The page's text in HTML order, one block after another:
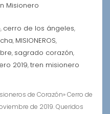
Misionero
, cerro de los ángeles,
, MISIONEROS,
, sagrado corazón,
2019,tren misionero
de Corazón» Cerro de
de 2019. Queridos